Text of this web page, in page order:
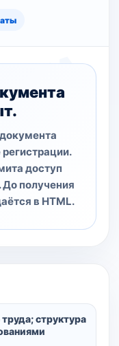
доступ
получения
в HTML.
структура